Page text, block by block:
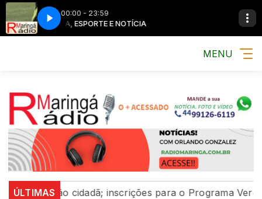
00:00 - 23:59
MÚSICA, ESPORTE E NOTÍCIA MÚSICA,
MENU
ÚLTIMAS
cidadã; inscrições para o Programa Vereador